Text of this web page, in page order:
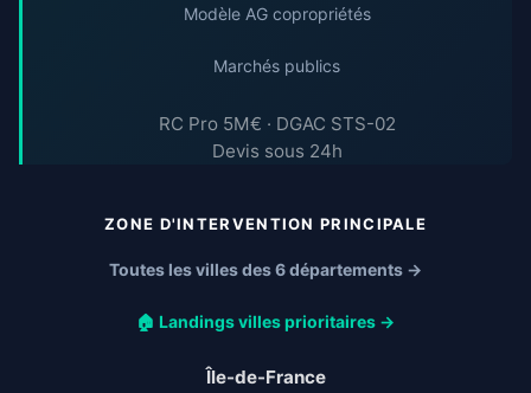
Modèle AG copropriétés
Marchés publics
RC Pro 5M€ · DGAC STS-02
Devis sous 24h
ZONE D'INTERVENTION PRINCIPALE
Toutes les villes des 6 départements →
🏠 Landings villes prioritaires →
Île-de-France